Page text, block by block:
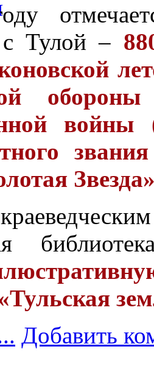
с Тулой –
войны
Добавить